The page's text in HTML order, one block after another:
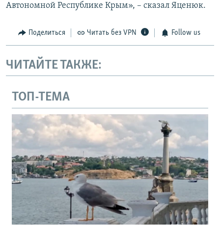
Автономной Республике Крым», – сказал Яценюк.
Поделиться Читать без VPN Follow us
ЧИТАЙТЕ ТАКЖЕ:
ТОП-ТЕМА